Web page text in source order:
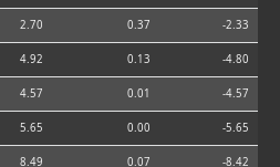
2.70 0.37 -2.33
4.92 0.13 -4.80
4.57 0.01 -4.57
5.65 0.00 -5.65
8.49 0.07 -8.42